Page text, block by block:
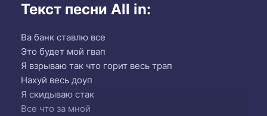
Текст песни All in:
Ва банк ставлю все
Это будет мой гвап
Я взрываю так что горит весь трап
Нахуй весь доуп
Я скидываю стак
Все что за мной